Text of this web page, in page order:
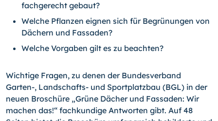
fachgerecht gebaut?
Welche Pflanzen eignen sich für Begrünungen von
Dächern und Fassaden?
Welche Vorgaben gilt es zu beachten?
Wichtige Fragen, zu denen der Bundesverband
Garten-, Land­schafts- und Sportplatzbau (BGL) in der
neuen Broschüre „Grüne Dächer und Fassaden: Wir
machen das!“ fachkundige Antworten gibt. Auf 48